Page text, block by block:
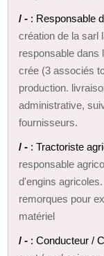
/ - : Responsable
création de la sarl
responsable dans
crée (3 associés
production.
administrative,
fournisseurs.
/ - : Tractoriste
responsable
d'engins
remorques pour
matériel
/ - : Conducteur /